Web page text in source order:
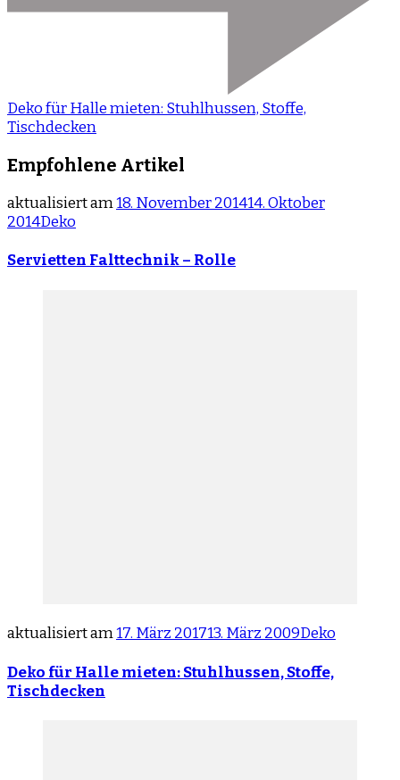
Deko für Halle mieten: Stuhlhussen, Stoffe,
Tischdecken
Empfohlene Artikel
aktualisiert am18. November 201414. Oktober
2014Deko
Servietten Falttechnik – Rolle
aktualisiert am17. März 201713. März 2009Deko
Deko für Halle mieten: Stuhlhussen, Stoffe,
Tischdecken